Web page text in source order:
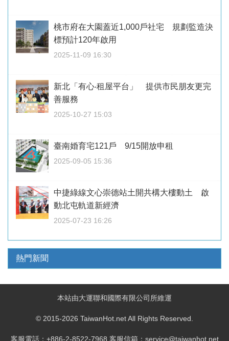
桃市府在大園蓋近1,000戶社宅 規劃監造決
標預計120年啟用
2025-11-09 16:30
新北「有心‧租屋平台」 提供市民朋友更完
善服務
2025-10-27 15:03
臺南婚育宅121戶 9/15開放申租
2025-09-05 15:36
中捷綠線文心崇德站土開共構大樓動土 啟
動北屯軌道新經濟
2025-07-23 16:26
熱門新聞
本站由大運聯和國際有限公司所維運
© 2015-2026 TaiwanHot.net All Rights Reserved.
客服電話：+886-2-8522-7968 客服信箱：service@taiwanhot.net